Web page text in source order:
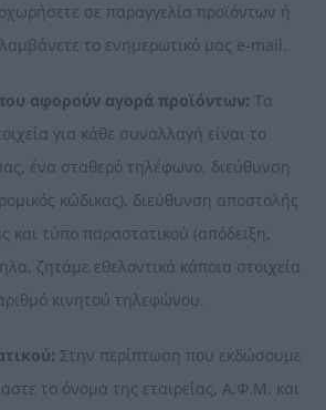
σε παραγγελία προϊόντων ή
το ενημερωτικό μας e-mail.
αφορούν αγορά προϊόντων: Τα
για κάθε συναλλαγή είναι το
ένα σταθερό τηλέφωνο, διεύθυνση
κώδικας), διεύθυνση αποστολής
και τύπο παραστατικού (απόδειξη,
ζητάμε εθελοντικά κάποια στοιχεία
κινητού τηλεφώνου.
Στην περίπτωση που εκδώσουμε
το όνομα της εταιρείας, Α.Φ.Μ. και